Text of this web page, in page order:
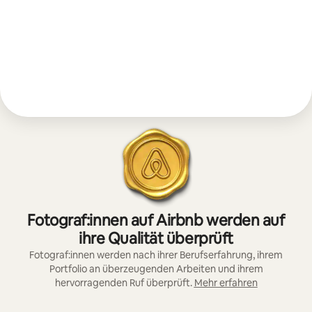
Fotograf:innen auf Airbnb werden auf
ihre Qualität überprüft
Fotograf:innen werden nach ihrer Berufserfahrung, ihrem
Portfolio an überzeugenden Arbeiten und ihrem
hervorragenden Ruf überprüft. Mehr erfahren